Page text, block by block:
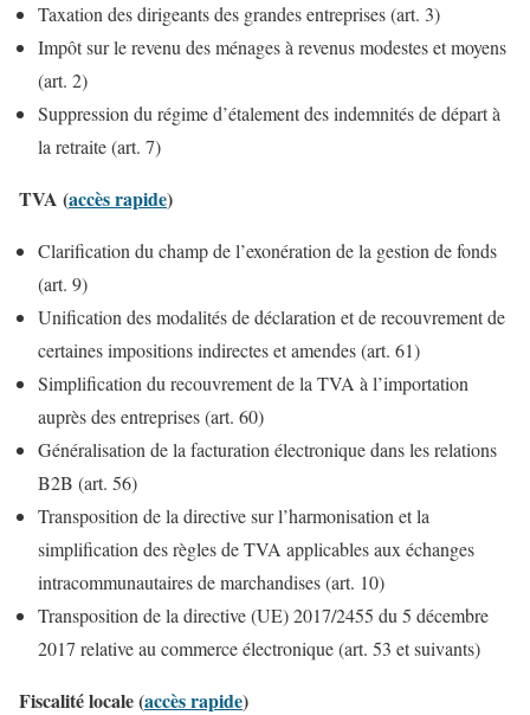
Taxation des dirigeants des grandes entreprises (art. 3)
Impôt sur le revenu des ménages à revenus modestes et moyens
(art. 2)
Suppression du régime d’étalement des indemnités de départ à
la retraite (art. 7)
TVA (accès rapide)
Clarification du champ de l’exonération de la gestion de fonds
(art. 9)
Unification des modalités de déclaration et de recouvrement de
certaines impositions indirectes et amendes (art. 61)
Simplification du recouvrement de la TVA à l’importation
auprès des entreprises (art. 60)
Généralisation de la facturation électronique dans les relations
B2B (art. 56)
Transposition de la directive sur l’harmonisation et la
simplification des règles de TVA applicables aux échanges
intracommunautaires de marchandises (art. 10)
Transposition de la directive (UE) 2017/2455 du 5 décembre
2017 relative au commerce électronique (art. 53 et suivants)
Fiscalité locale (accès rapide)